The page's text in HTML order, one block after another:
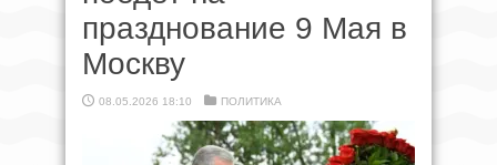
празднование 9 Мая в
Москву
08.05.2026 18:10 ПОЛИТИКА